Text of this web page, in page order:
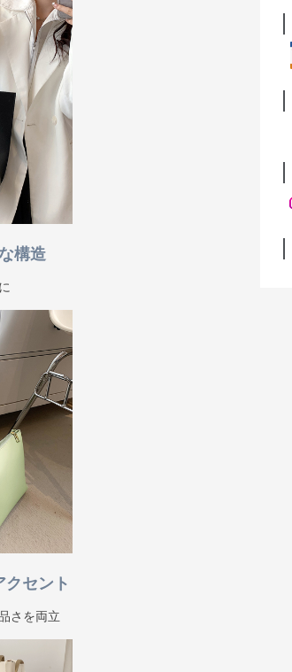
構造
クセント
さを両立